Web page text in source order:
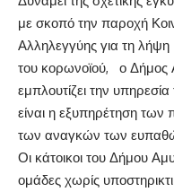
με σκοπό την παροχή
Αλληλεγγύης για τη λήψη
του κορωνοϊού, ο Δήμος
εμπλουτίζει την υπηρεσία
είναι η εξυπηρέτηση
των αναγκών των
Οι κάτοικοι του Δήμου
ομάδες χωρίς